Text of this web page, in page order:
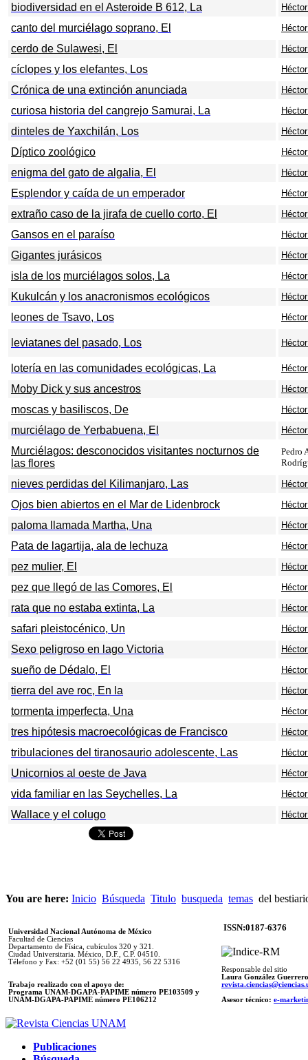
biodiversidad en el Asteroide B 612, La
canto del murciélago soprano, El
cerdo de Sulawesi, El
cíclopes y los elefantes, Los
Crónica de una extinción anunciada
curiosa historia del cangrejo Samurai, La
dinteles de Yaxchilán, Los
Díptico zoológico
enigma del gato de algalia, El
Esplendor y caída de un emperador
extraño caso de la jirafa de cuello corto, El
Gansos en el paraíso
Gigantes jurásicos
isla de los murciélagos solos, La
Kukulcán y los anacronismos ecológicos
leones de Tsavo, Los
leviatanes del pasado, Los
lotería en las comunidades ecológicas, La
Moby Dick y sus ancestros
moscas y basiliscos, De
murciélago de Yerbabuena, El
Murciélagos: desconocidos visitantes nocturnos de
las flores
Pedro
nieves perdidas del Kilimanjaro, Las
Ojos bien abiertos en el Mar de Lidenbrock
paloma llamada Martha, Una
Pata de lagartija, ala de lechuza
pez mulier, El
pez que llegó de las Comores, El
rata que no estaba extinta, La
safari pleistocénico, Un
Sexo peligroso en lago Victoria
sueño de Dédalo, El
tierra del ave roc, En la
tormenta imperfecta, Una
tres hipótesis macroecológicas de Francisco
tribulaciones del tiranosaurio adolescente, Las
Unicornios al oeste de Java
vida familiar en las Seychelles, La
Wallace y el colugo
You are here: Inicio Búsqueda Titulo busqueda temas del
Universidad Nacional Autónoma de México
Facultad de Ciencias
Departamento de Física, cubículos 320 y 321.
Ciudad Universitaria. México, D.F., C.P. 04510.
Télefono y Fax: +52 (01 55) 56 22 4935, 56 22 5316
Trabajo realizado con el apoyo de:
Programa UNAM-DGAPA-PAPIME número PE103509 y
UNAM-DGAPA-PAPIME número PE106212
ISSN:0187-6376
Responsable del sitio
Laura González Guerrero
Asesor técnico: e-
Publicaciones